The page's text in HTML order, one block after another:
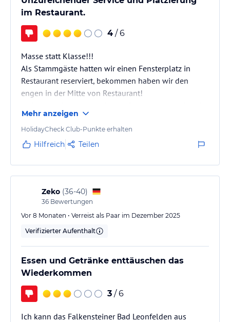
Hinweis: Allgemeine und unverbindliche
Hoteliers-/Veranstalter-/Kataloginformationen. Alle Angaben
ohne Gewähr und ohne Prüfung durch HolidayCheck. Bitte
lies vor der Buchung die verbindlichen
im Restaurant.
4 / 6
Masse statt Klasse!!!
Als Stammgäste hatten wir einen Fensterplatz in
Restaurant reserviert, bekommen haben wir den
engen in der Mitte von Restaurant!
voll sind, und sie nichts davon weiß.
Bei Bestellung von einer Flasche Rose Wein meinte
sie das sie eh vorbeikommt und Glasweise
50% der Männlichen Gäste waren in kurzer Hose und
Sandalen oder Saunaschuhe Abendessen. 4s Hotel?
Temperatur beim Abendessen war am Limit…
Mehr anzeigen
HolidayCheck Club-Punkte erhalten
Hilfreich Teilen
Zeko (36-40)
36 Bewertungen
Vor 8 Monaten • Verreist als Paar im Dezember 2025
Verifizierter Aufenthalt
Essen und Getränke enttäuschen das
Wiederkommen
3 / 6
Ich kann das Falkensteiner Bad Leonfelden aus